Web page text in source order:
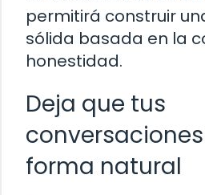
permitirá construir
sólida basada en la
honestidad.
Deja que tus
forma natural